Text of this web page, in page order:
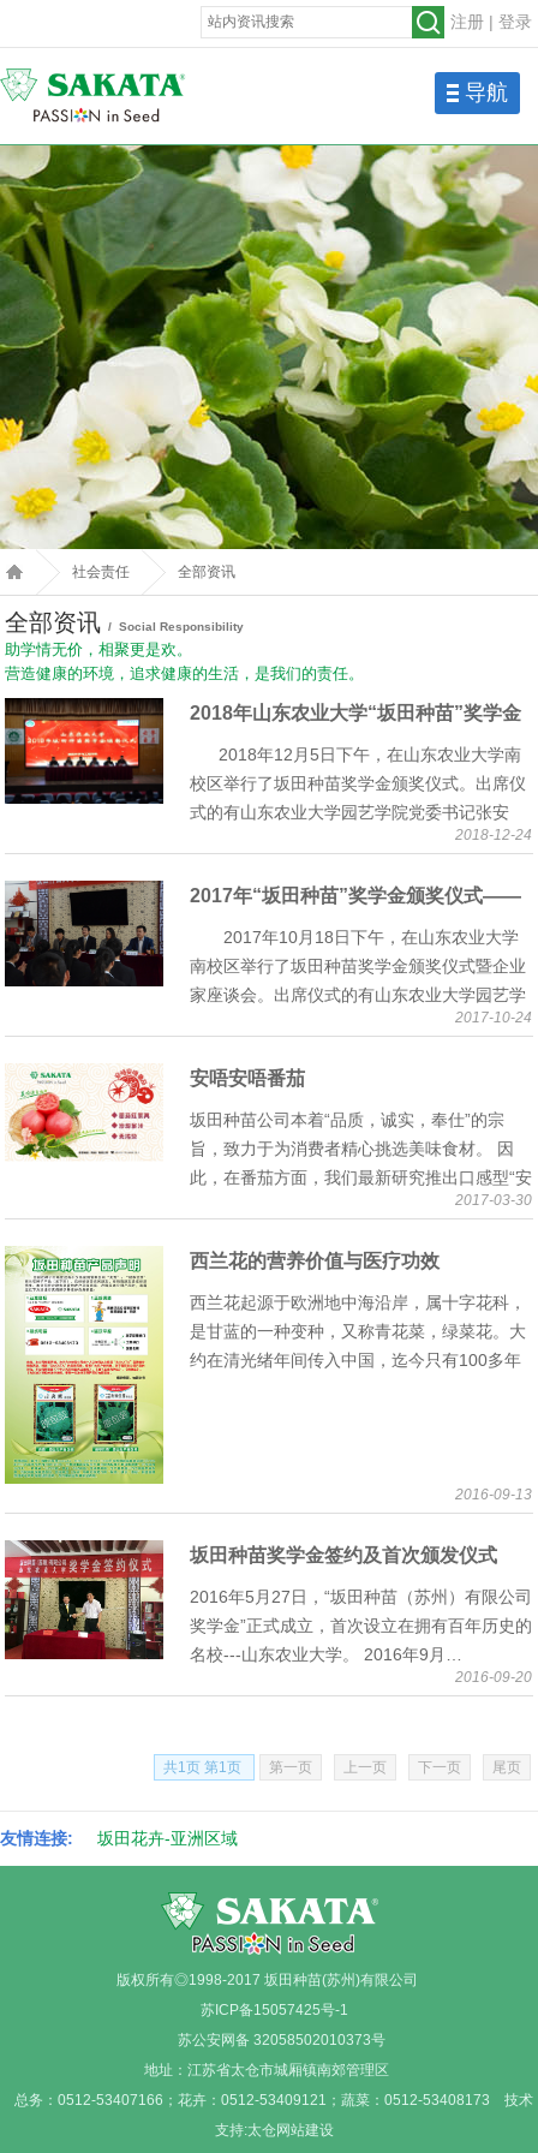
注册 | 登录
导航
社会责任 全部资讯
全部资讯 / Social Responsibility
助学情无价，相聚更是欢。
营造健康的环境，追求健康的生活，是我们的责任。
2018年山东农业大学“坂田种苗”奖学金
颁奖仪式
2018年12月5日下午，在山东农业大学南
校区举行了坂田种苗奖学金颁奖仪式。出席仪
式的有山东农业大学园艺学院党委书记张安
涛、农学院党委书记王平、植保学院…2018-12-24
2017年“坂田种苗”奖学金颁奖仪式——
暨企业家报告会
2017年10月18日下午，在山东农业大学
南校区举行了坂田种苗奖学金颁奖仪式暨企业
家座谈会。出席仪式的有山东农业大学园艺学
院党委副书记张安涛、农学院党委副书记王
2017-10-24
安唔安唔番茄
坂田种苗公司本着“品质，诚实，奉仕”的宗
旨，致力于为消费者精心挑选美味食材。 因
此，在番茄方面，我们最新研究推出口感型“安
唔安唔番茄”系列。 “安唔安唔”一词灵感来自于
2017-03-30
西兰花的营养价值与医疗功效
西兰花起源于欧洲地中海沿岸，属十字花科，
是甘蓝的一种变种，又称青花菜，绿菜花。大
约在清光绪年间传入中国，迄今只有100多年
2016-09-13
坂田种苗奖学金签约及首次颁发仪式
2016年5月27日，“坂田种苗（苏州）有限公司
奖学金”正式成立，首次设立在拥有百年历史的
名校---山东农业大学。 2016年9月…
2016-09-20
共1页 第1页 第一页 上一页 下一页 尾页
友情连接: 坂田花卉-亚洲区域
版权所有◎1998-2017 坂田种苗(苏州)有限公司
苏ICP备15057425号-1
苏公安网备 32058502010373号
地址：江苏省太仓市城厢镇南郊管理区
总务：0512-53407166；花卉：0512-53409121；蔬菜：0512-53408173技术
支持:太仓网站建设